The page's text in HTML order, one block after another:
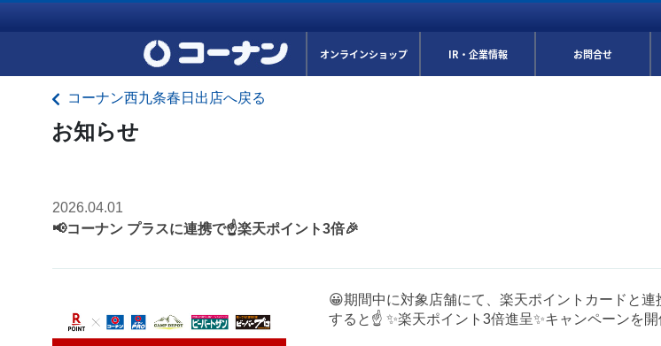
オンラインショップ IR・企業情報 お問合せ
コーナン西九条春日出店へ戻る
お知らせ
2026.04.01
📢コーナン プラスに連携で☝️楽天ポイント3倍🎉
😀期間中に対象店舗にて、楽天ポイントカードと
すると☝️ ✨楽天ポイント3倍進呈✨キャンペーンを